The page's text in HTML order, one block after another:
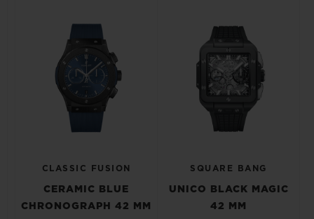
CLASSIC FUSION
CERAMIC BLUE
CHRONOGRAPH 42 MM
SQUARE BANG
UNICO BLACK MAGIC
42 MM